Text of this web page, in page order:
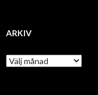
ARKIV
Arkiv